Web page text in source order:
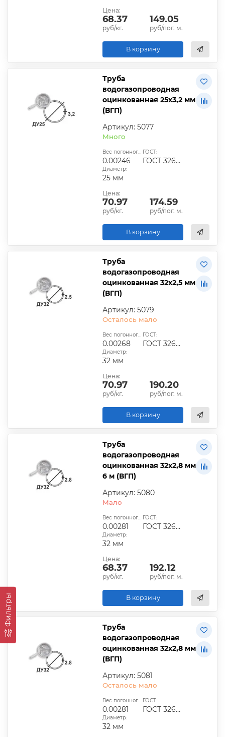
Фильтры
Цена:
68.37
руб/кг.
149.05
руб/пог. м.
В корзину
Труба
водогазопроводная
оцинкованная 25х3,2 мм
(ВГП)
Артикул: 5077
Много
Вес погонного метра, т.:
0.00246
ГОСТ:
ГОСТ 3262-75
Диаметр:
25 мм
Цена:
70.97
руб/кг.
174.59
руб/пог. м.
В корзину
Труба
водогазопроводная
оцинкованная 32х2,5 мм
(ВГП)
Артикул: 5079
Осталось мало
Вес погонного метра, т.:
0.00268
ГОСТ:
ГОСТ 3262-75
Диаметр:
32 мм
Цена:
70.97
руб/кг.
190.20
руб/пог. м.
В корзину
Труба
водогазопроводная
оцинкованная 32х2,8 мм
6 м (ВГП)
Артикул: 5080
Мало
Вес погонного метра, т.:
0.00281
ГОСТ:
ГОСТ 3262-75
Диаметр:
32 мм
Цена:
68.37
руб/кг.
192.12
руб/пог. м.
В корзину
Труба
водогазопроводная
оцинкованная 32х2,8 мм
(ВГП)
Артикул: 5081
Осталось мало
Вес погонного метра, т.:
0.00281
ГОСТ:
ГОСТ 3262-75
Диаметр:
32 мм